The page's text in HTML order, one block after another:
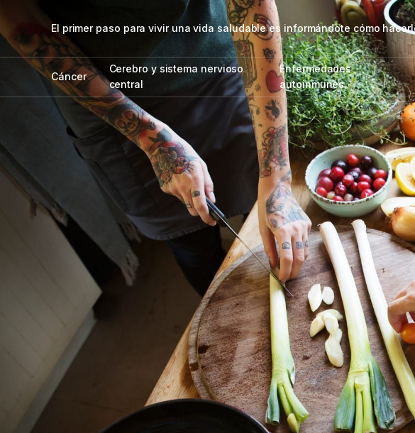
El primer paso para vivir una vida saludable es informándote cómo
Cáncer
Cerebro y sistema nervioso
central
Enfermedades
autoinmunes